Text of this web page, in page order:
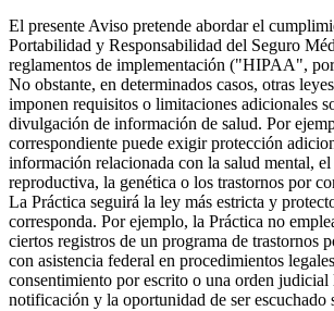
El presente Aviso pretende abordar el
Portabilidad y Responsabilidad del Seguro
reglamentos de implementación ("HIPAA",
No obstante, en determinados casos, otras
imponen requisitos o limitaciones adicionales
divulgación de información de salud. Por
correspondiente puede exigir protección
información relacionada con la salud mental,
reproductiva, la genética o los trastornos por
La Práctica seguirá la ley más estricta y
corresponda. Por ejemplo, la Práctica no
ciertos registros de un programa de trastornos
con asistencia federal en procedimientos
consentimiento por escrito o una orden judicial
notificación y la oportunidad de ser escuchado